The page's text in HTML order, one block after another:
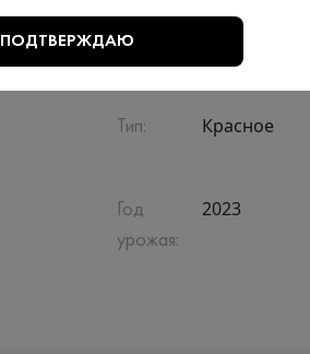
Подарочная
Тип: Красное
Год
урожая:
2023
ПОДТВЕРЖДАЮ